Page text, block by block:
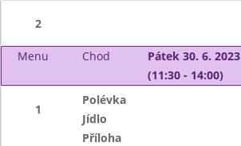
2
Menu Chod
Pátek 30. 6. 2023
(11:30 - 14:00)
1
Polévka
Jídlo
Příloha